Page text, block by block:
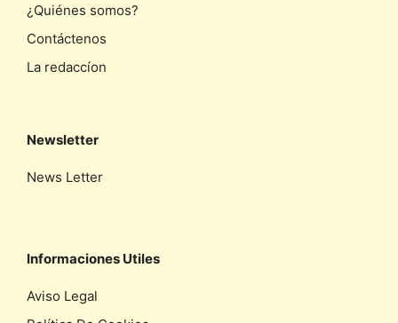
¿Quiénes somos?
Contáctenos
La redaccíon
Newsletter
News Letter
Informaciones Utiles
Aviso Legal